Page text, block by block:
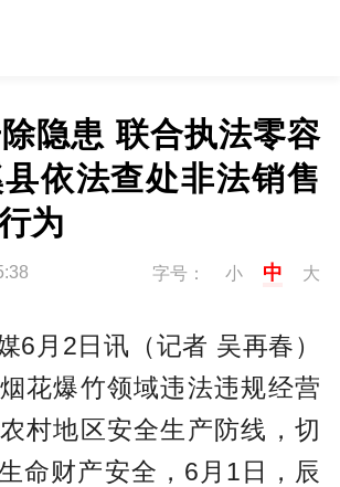
隐患 联合执法零容
依法查处非法销售
为
字号： 小 中 大
6月2日讯（记者 吴再春）
花爆竹领域违法违规经营
村地区安全生产防线，切
命财产安全，6月1日，辰